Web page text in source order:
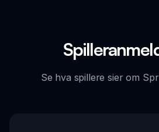
Se hva spillere sier om